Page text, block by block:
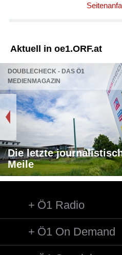
Aktuell in oe1.ORF.at
DOUBLECHECK - DAS Ö1
MEDIENMAGAZIN
Die letzte
Meile
Ö1 Radio
Ö1 On Demand